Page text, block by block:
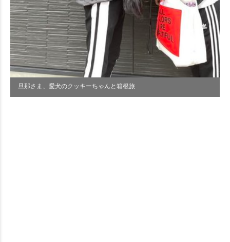
旦那さま、愛犬のクッキーちゃんと箱根旅